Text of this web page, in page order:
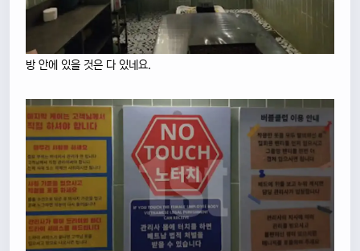
방 안에 있을 것은 다 있네요.